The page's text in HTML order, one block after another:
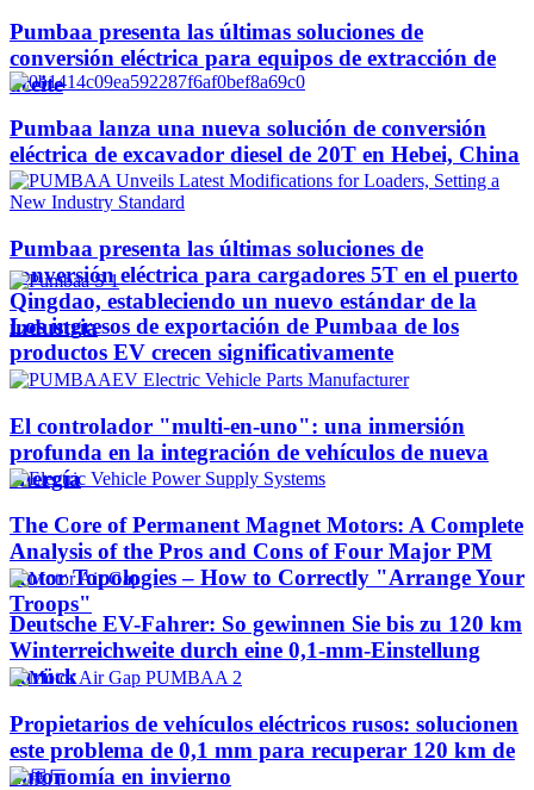
Pumbaa presenta las últimas soluciones de
conversión eléctrica para equipos de extracción de
aceite
Pumbaa lanza una nueva solución de conversión
eléctrica de excavador diesel de 20T en Hebei, China
Pumbaa presenta las últimas soluciones de
conversión eléctrica para cargadores 5T en el puerto
Qingdao, estableciendo un nuevo estándar de la
industria
Los ingresos de exportación de Pumbaa de los
productos EV crecen significativamente
El controlador "multi-en-uno": una inmersión
profunda en la integración de vehículos de nueva
energía
The Core of Permanent Magnet Motors: A Complete
Analysis of the Pros and Cons of Four Major PM
Rotor Topologies – How to Correctly "Arrange Your
Troops"
Deutsche EV-Fahrer: So gewinnen Sie bis zu 120 km
Winterreichweite durch eine 0,1-mm-Einstellung
zurück
Propietarios de vehículos eléctricos rusos: solucionen
este problema de 0,1 mm para recuperar 120 km de
autonomía en invierno